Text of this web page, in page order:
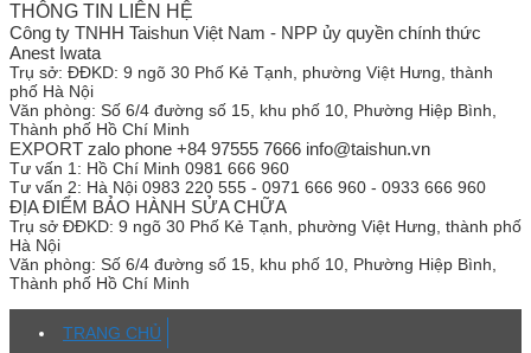
THÔNG TIN LIÊN HỆ
Công ty TNHH Taishun Việt Nam - NPP ủy quyền chính thức
Anest Iwata
Trụ sở: ĐĐKD: 9 ngõ 30 Phố Kẻ Tạnh, phường Việt Hưng, thành
phố Hà Nội
Văn phòng: Số 6/4 đường số 15, khu phố 10, Phường Hiệp Bình,
Thành phố Hồ Chí Minh
EXPORT zalo phone +84 97555 7666 info@taishun.vn
Tư vấn 1: Hồ Chí Minh 0981 666 960
Tư vấn 2: Hà Nội 0983 220 555 - 0971 666 960 - 0933 666 960
ĐỊA ĐIỂM BẢO HÀNH SỬA CHỮA
Trụ sở ĐĐKD: 9 ngõ 30 Phố Kẻ Tạnh, phường Việt Hưng, thành phố
Hà Nội
Văn phòng: Số 6/4 đường số 15, khu phố 10, Phường Hiệp Bình,
Thành phố Hồ Chí Minh
TRANG CHỦ